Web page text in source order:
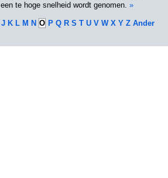
te hoge snelheid wordt genomen. »
J K L M N O P Q R S T U V W X Y Z Ander